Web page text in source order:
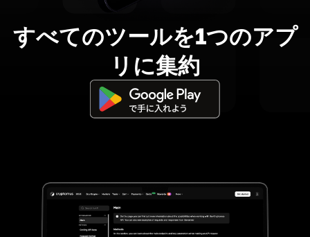
すべてのツールを1つのアプ
リに集約